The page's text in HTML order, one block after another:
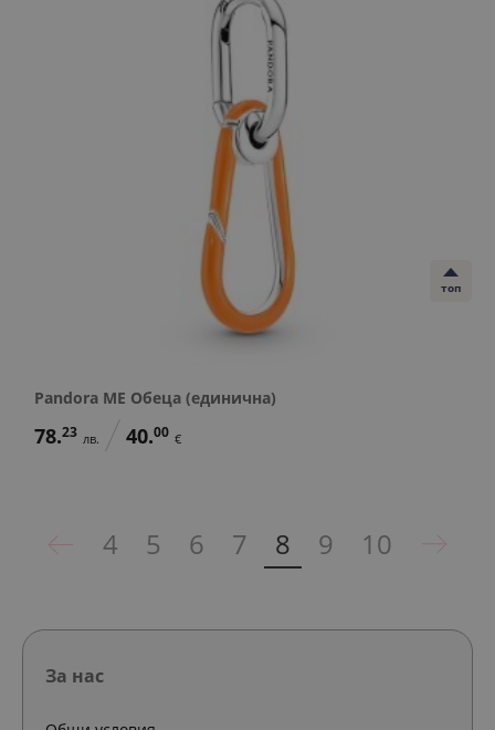
Pandora ME Обеца (единична)
78.23 лв. 40.00 €
4 5 6 7 8 9 10
топ
За нас